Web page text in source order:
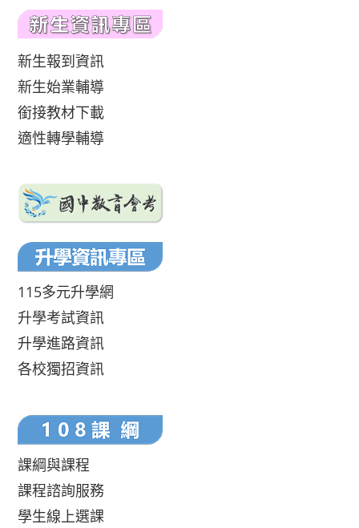
新生報到資訊
新生始業輔導
銜接教材下載
適性轉學輔導
115多元升學網
升學考試資訊
升學進路資訊
各校獨招資訊
課綱與課程
課程諮詢服務
學生線上選課